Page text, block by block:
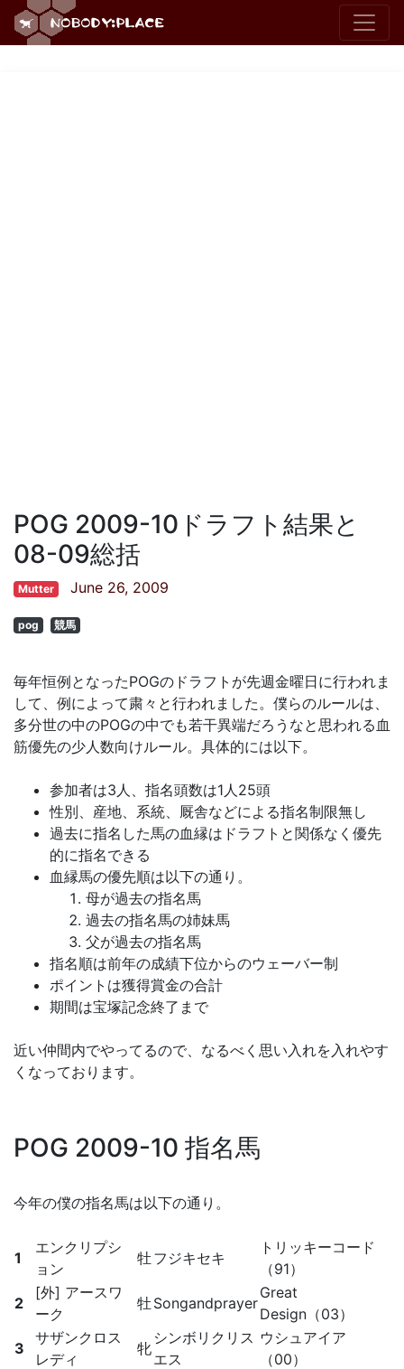
POG 2009-10ドラフト結果と
08-09総括
Mutter June 26, 2009
pog 競馬
毎年恒例となったPOGのドラフトが先週金曜日に行われま
して、例によって粛々と行われました。僕らのルールは、
多分世の中のPOGの中でも若干異端だろうなと思われる血
筋優先の少人数向けルール。具体的には以下。
参加者は3人、指名頭数は1人25頭
性別、産地、系統、厩舎などによる指名制限無し
過去に指名した馬の血縁はドラフトと関係なく優先
的に指名できる
血縁馬の優先順は以下の通り。
母が過去の指名馬
過去の指名馬の姉妹馬
父が過去の指名馬
指名順は前年の成績下位からのウェーバー制
ポイントは獲得賞金の合計
期間は宝塚記念終了まで
近い仲間内でやってるので、なるべく思い入れを入れやす
くなっております。
POG 2009-10 指名馬
今年の僕の指名馬は以下の通り。
1
エンクリプシ
ョン
牡 フジキセキ
トリッキーコード
（91）
2
[外] アースワ
ーク
牡 Songandprayer
Great
Design（03）
3
サザンクロス
レディ
牝
シンボリクリス
エス
ウシュアイア
（00）